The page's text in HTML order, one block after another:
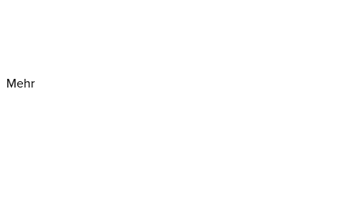
Mehr